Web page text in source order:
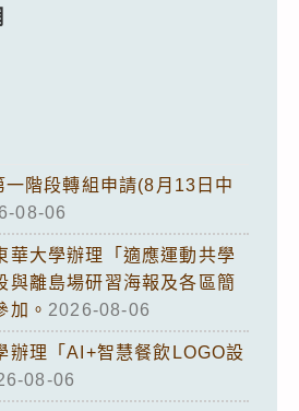
階段轉組申請(8月13日中
08-06
華大學辦理「適應運動共學
與離島場研習海報及各區簡
加。 2026-08-06
辦理「AI+智慧餐飲LOGO設
08-06